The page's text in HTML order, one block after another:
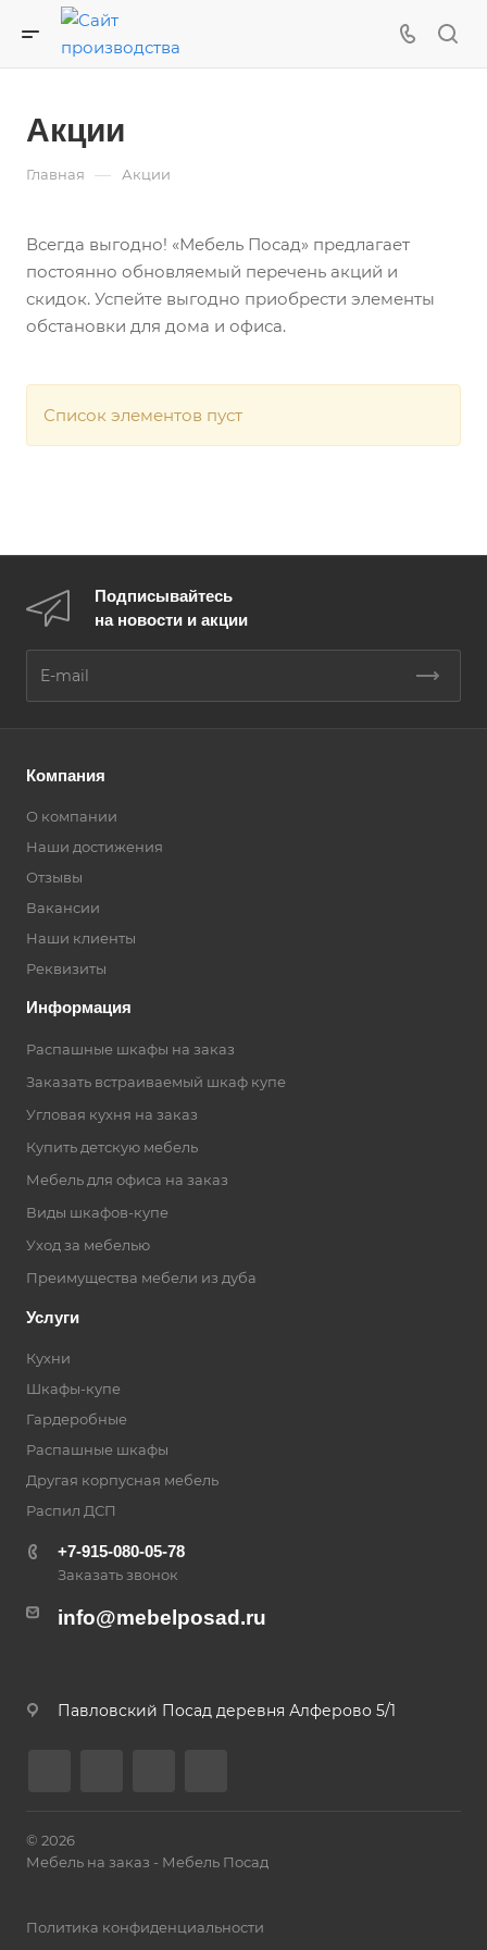
Акции
Главная — Акции
Всегда выгодно! «Мебель Посад» предлагает
постоянно обновляемый перечень акций и
скидок. Успейте выгодно приобрести элементы
обстановки для дома и офиса.
Список элементов пуст
Подписывайтесь
на новости и акции
Компания
О компании
Наши достижения
Отзывы
Вакансии
Наши клиенты
Реквизиты
Информация
Распашные шкафы на заказ
Заказать встраиваемый шкаф купе
Угловая кухня на заказ
Купить детскую мебель
Мебель для офиса на заказ
Виды шкафов-купе
Уход за мебелью
Преимущества мебели из дуба
Услуги
Кухни
Шкафы-купе
Гардеробные
Распашные шкафы
Другая корпусная мебель
Распил ДСП
+7-915-080-05-78
Заказать звонок
info@mebelposad.ru
Павловский Посад деревня Алферово 5/1
© 2026
Мебель на заказ - Мебель Посад
Политика конфиденциальности